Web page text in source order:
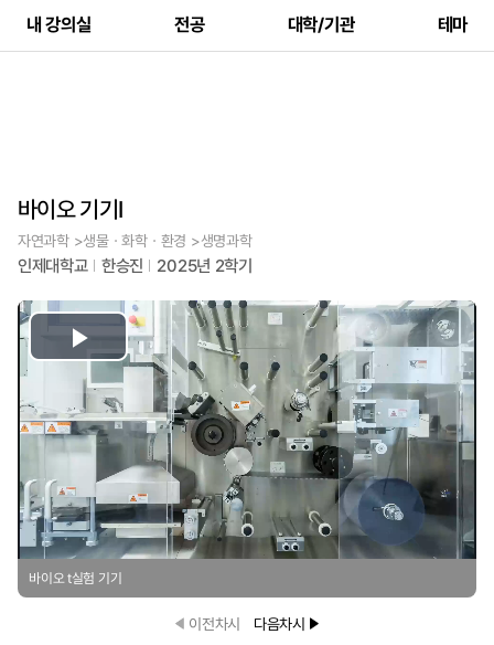
내 강의실 전공 대학/기관 테마
바이오 기기Ⅰ
자연과학 >생물ㆍ화학ㆍ환경 >생명과학
인제대학교 한승진 2025년 2학기
Play
Video
바이오 t실험 기기
이전차시 다음차시